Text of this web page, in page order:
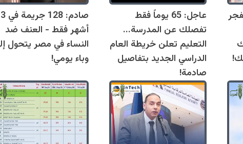
عاجل: 65 يوماً فقط
تفصلك عن المدرسة...
التعليم تعلن خريطة العام
الدراسي الجديد بتفاصيل
صادمة!
صادم: 128 جريمة في 3
أشهر فقط - العنف ضد
النساء في مصر يتحول
وباء يومي!